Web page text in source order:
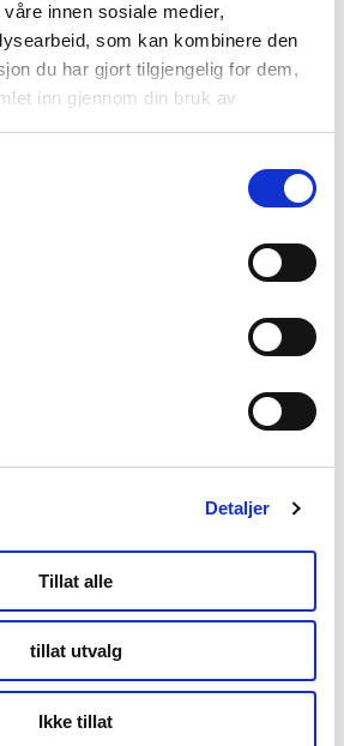
innen sosiale medier,
som kan kombinere den
du har gjort tilgjengelig for dem,
inn gjennom din bruk av
Detaljer
Tillat alle
tillat utvalg
Ikke tillat